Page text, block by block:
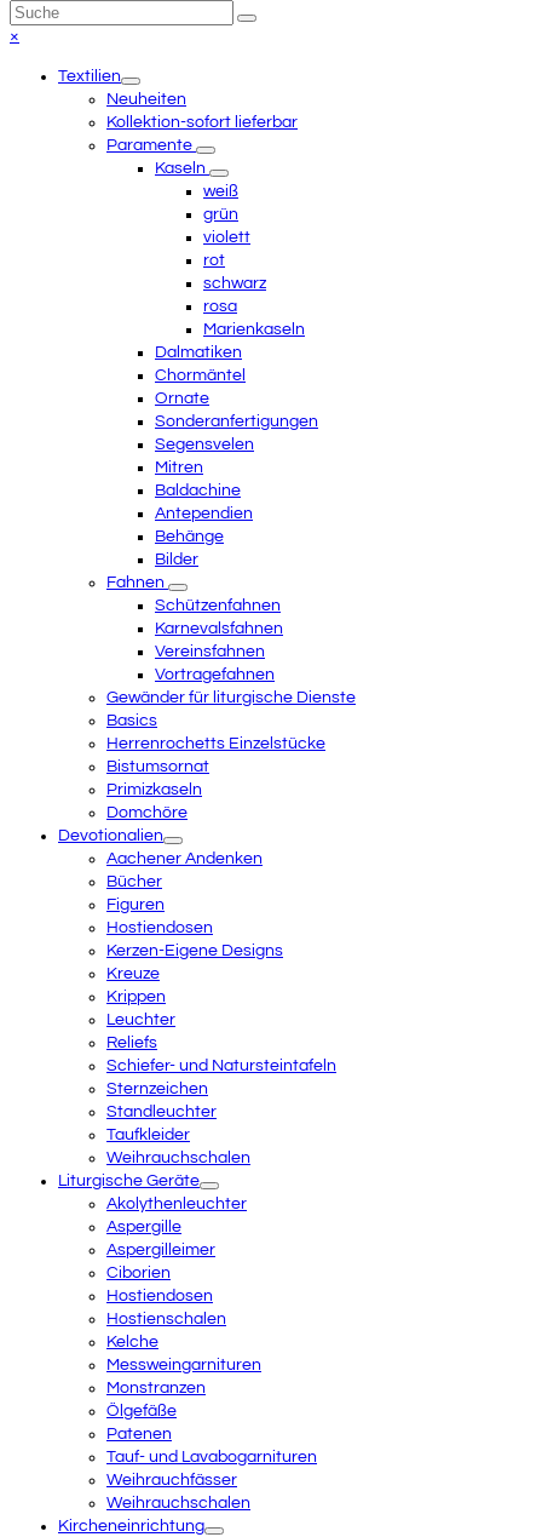
An
den
scrollen
Suche
Senden
×
menuTextilien
Neuheiten
Kollektion-sofort lieferbar
Paramente
Kaseln
weiß
grün
violett
rot
schwarz
rosa
Marienkaseln
Dalmatiken
Chormäntel
Ornate
Sonderanfertigungen
Segensvelen
Mitren
Baldachine
Antependien
Behänge
Bilder
Fahnen
Schützenfahnen
Karnevalsfahnen
Vereinsfahnen
Vortragefahnen
Gewänder für liturgische Dienste
Basics
Herrenrochetts Einzelstücke
Bistumsornat
Primizkaseln
Domchöre
Devotionalien
Aachener Andenken
Bücher
Figuren
Hostiendosen
Kerzen-Eigene Designs
Kreuze
Krippen
Leuchter
Reliefs
Schiefer- und Natursteintafeln
Sternzeichen
Standleuchter
Taufkleider
Weihrauchschalen
Liturgische Geräte
Akolythenleuchter
Aspergille
Aspergilleimer
Ciborien
Hostiendosen
Hostienschalen
Kelche
Messweingarnituren
Monstranzen
Ölgefäße
Patenen
Tauf- und Lavabogarnituren
Weihrauchfässer
Weihrauchschalen
Kircheneinrichtung